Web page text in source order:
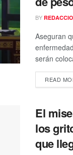
BY
Aseguran
serán
READ
El
los
que